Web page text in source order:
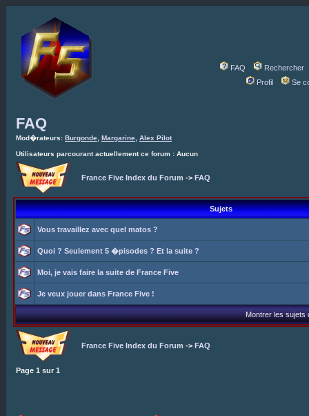
FAQ
Rechercher
Profil
Se
FAQ
Mod�rateurs: Burgonde Margarine Alex Pilot
Utilisateurs parcourant actuellement ce forum : Aucun
France Five Index du Forum -> FAQ
Sujets
Vous travaillez avec quel matos ?
Quoi ? Seulement 5 �pisodes ? Et la suite ?
Moi, je vais faire la suite de France Five
Je veux jouer dans France Five !
Montrer les sujets
France Five Index du Forum -> FAQ
Page 1 sur 1